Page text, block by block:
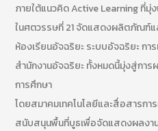
ภายใต้แนวคิด Active Learning ที่
ในศตวรรษที่ 21 จัดแสดงผลิตภัณฑ์แ
ห้องเรียนอัจฉริยะ ระบบอัจฉริยะ กา
สำนักงานอัจฉริยะ ทั้งหมดนี้มุ่งสู่กา
การศึกษา
โดยสมาคมเทคโนโลยีและสื่อสารกา
สนับสนุนพื้นที่บูธเพื่อจัดแสดงผลงาน